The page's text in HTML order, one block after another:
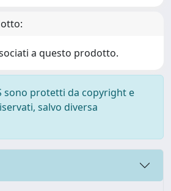
a questo prodotto.
sono protetti da copyright e
salvo diversa